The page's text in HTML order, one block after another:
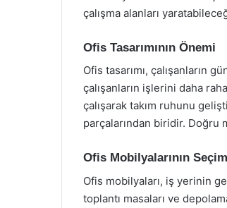
çalışma alanları
Ofis Tasarımının Önemi
Ofis tasarımı, çalışanların
çalışanların işlerini daha
çalışarak takım ruhunu
parçalarından biridir. Doğru
Ofis Mobilyalarının
Ofis mobilyaları, iş yerinin
toplantı masaları ve